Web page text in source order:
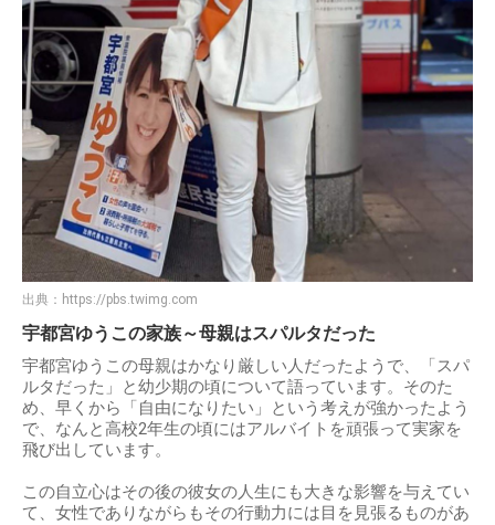
出典： https://pbs.twimg.com
宇都宮ゆうこの家族～母親はスパルタだった
宇都宮ゆうこの母親はかなり厳しい人だったようで、「スパ
ルタだった」と幼少期の頃について語っています。そのた
め、早くから「自由になりたい」という考えが強かったよう
で、なんと高校2年生の頃にはアルバイトを頑張って実家を
飛び出しています。
この自立心はその後の彼女の人生にも大きな影響を与えてい
て、女性でありながらもその行動力には目を見張るものがあ